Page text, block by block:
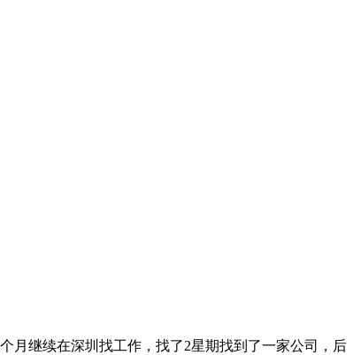
月继续在深圳找工作，找了2星期找到了一家公司，后